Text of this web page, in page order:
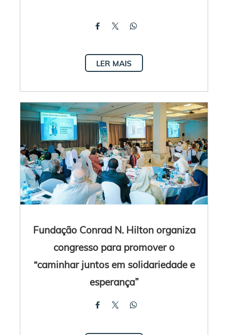
LER MAIS
Fundação Conrad N. Hilton organiza
congresso para promover o
“caminhar juntos em solidariedade e
esperança”